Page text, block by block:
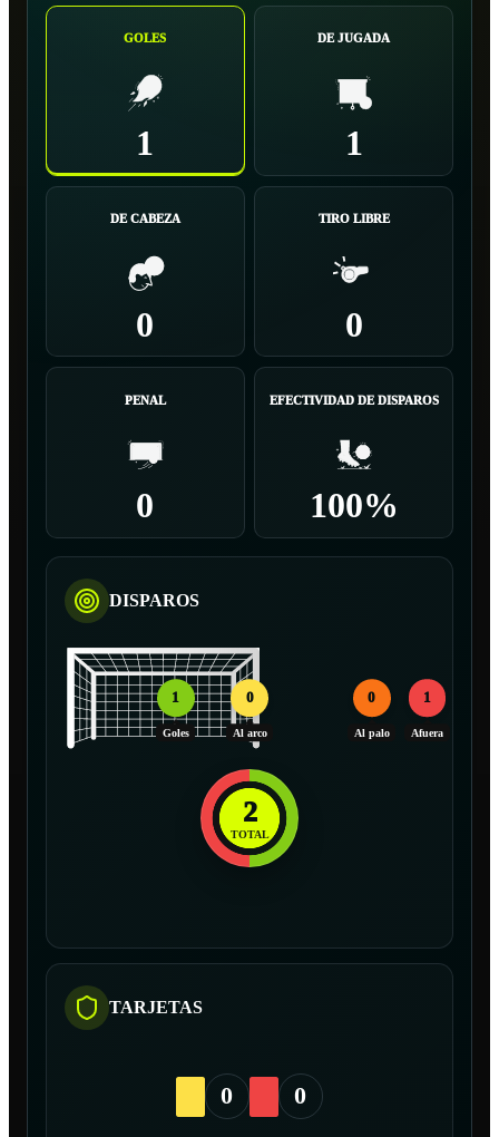
GOLES
1
DE JUGADA
1
DE CABEZA
0
TIRO LIBRE
0
PENAL
0
EFECTIVIDAD DE DISPAROS
100%
DISPAROS
1
Goles
0
Al arco
0
Al palo
1
Afuera
2
TOTAL
TARJETAS
0 0